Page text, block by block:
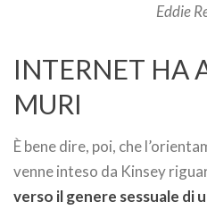
Eddie
INTERNET HA
MURI
È bene dire, poi, che
venne inteso da Kinsey
verso il genere sessuale di